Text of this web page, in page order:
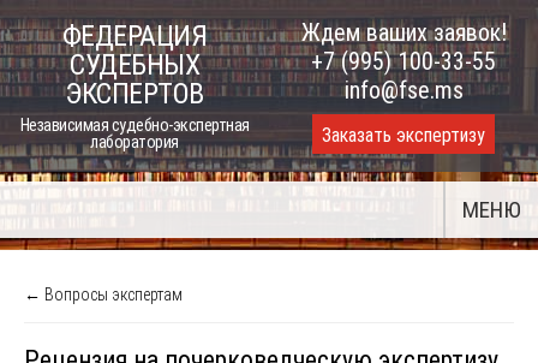
Skip
to
content
ФЕДЕРАЦИЯ
СУДЕБНЫХ
ЭКСПЕРТОВ
Независимая судебно-экспертная
лаборатория
Ждем ваших заявок!
+7 (995) 100-33-55
info@fse.ms
Заказать экспертизу
МЕНЮ
← Вопросы экспертам